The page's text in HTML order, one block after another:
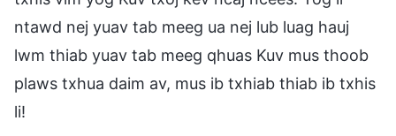
ntawd nej yuav tab meeg ua nej lub luag hauj
lwm thiab yuav tab meeg qhuas Kuv mus thoob
plaws txhua daim av, mus ib txhiab thiab ib txhis
li!